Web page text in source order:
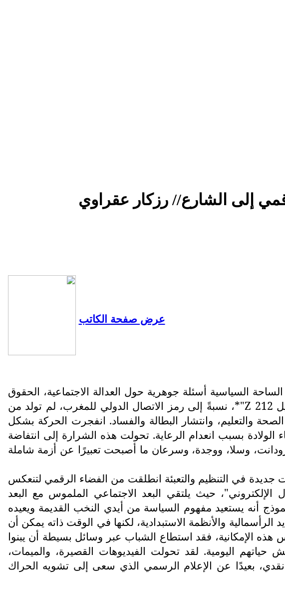
عرض صفحة الكاتب
أعادت إلى الساحة السياسية أسئلة جوهرية حول العدالة الاجتماعية، الحقوق
Z 212"*، نسبةً إلى رمز الاتصال الدولي للمغرب، لم تولد من
والتعليم، وانتشار البطالة والفساد. انفجرت الحركة بشكل
بسبب انعدام الرعاية. تحولت هذه الشرارة إلى انتفاضة
وسلا، ووجدة، وسرعان ما أصبحت تعبيرًا عن أزمة شاملة
جديدة في التنظيم والتعبئة انطلقت من الفضاء الرقمي لتنعكس
الإلكتروني"، حيث يلتقي البعد الاجتماعي الملموس مع البعد
أنه يستعيد مفهوم السياسة من أيدي النخب القديمة ويعيده
والأنظمة الاستبدادية، لكنها في الوقت ذاته يمكن أن
الإمكانية، فقد استطاع الشباب عبر وسائل بسيطة أن يبنوا
حياتهم اليومية. لقد تحولت الفيديوهات القصيرة، والميمات،
نقدي، بعيدًا عن الإعلام الرسمي الذي سعى إلى تشويه الحراك